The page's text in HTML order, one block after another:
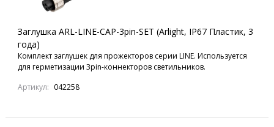
Заглушка ARL-LINE-CAP-3pin-SET (Arlight, IP67 Пластик, 3
года)
Комплект заглушек для прожекторов серии LINE. Используется
для герметизации 3pin-коннекторов светильников.
Артикул: 042258